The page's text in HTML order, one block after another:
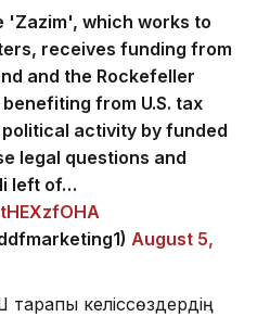
'Zazim', which works to
receives funding from
and the Rockefeller
from U.S. tax
activity by funded
legal questions and
left of…
August 5,
келіссөздердің